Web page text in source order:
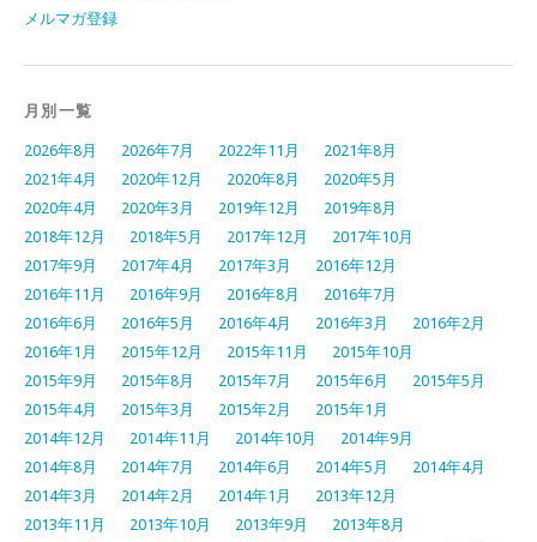
メルマガ登録
月別一覧
2026年8月 2026年7月 2022年11月
2021年8月
2021年4月
2020年12月 2020年8月
2020年5月
2020年4月
2020年3月 2019年12月
2019年8月
2018年12月
2018年5月 2017年12月
2017年10月
2017年9月
2017年4月 2017年3月
2016年12月
2016年11月
2016年9月 2016年8月
2016年7月
2016年6月
2016年5月 2016年4月 2016年3月
2016年2月
2016年1月
2015年12月 2015年11月
2015年10月
2015年9月
2015年8月 2015年7月 2015年6月
2015年5月
2015年4月
2015年3月 2015年2月
2015年1月
2014年12月
2014年11月 2014年10月
2014年9月
2014年8月
2014年7月 2014年6月 2014年5月
2014年4月
2014年3月
2014年2月 2014年1月
2013年12月
2013年11月
2013年10月 2013年9月
2013年8月